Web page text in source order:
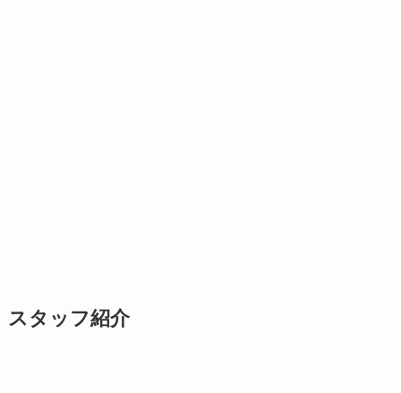
スタッフ紹介